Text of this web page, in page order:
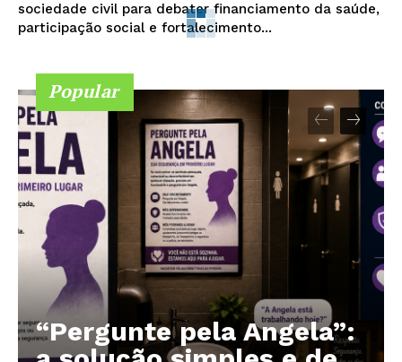
sociedade civil para debater financiamento da saúde,
participação social e fortalecimento...
Popular
“Pergunte pela Angela”: